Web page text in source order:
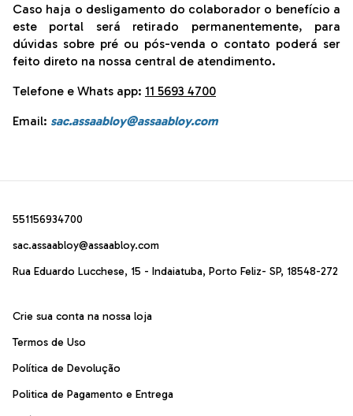
Caso haja o desligamento do colaborador o benefício a
este portal será retirado permanentemente, para
dúvidas sobre pré ou pós-venda o contato poderá ser
feito direto na nossa central de atendimento.
Telefone e Whats app: 11 5693 4700
Email: sac.assaabloy@assaabloy.com
551156934700
sac.assaabloy@assaabloy.com
Rua Eduardo Lucchese, 15 - Indaiatuba, Porto Feliz- SP, 18548-272
Crie sua conta na nossa loja
Termos de Uso
Política de Devolução
Politica de Pagamento e Entrega